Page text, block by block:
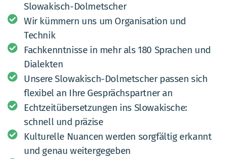
Slowakisch-Dolmetscher
Wir kümmern uns um Organisation und
Technik
Fachkenntnisse in mehr als 180 Sprachen und
Dialekten
Unsere Slowakisch-Dolmetscher passen sich
flexibel an Ihre Gesprächspartner an
Echtzeitübersetzungen ins Slowakische:
schnell und präzise
Kulturelle Nuancen werden sorgfältig erkannt
und genau weitergegeben